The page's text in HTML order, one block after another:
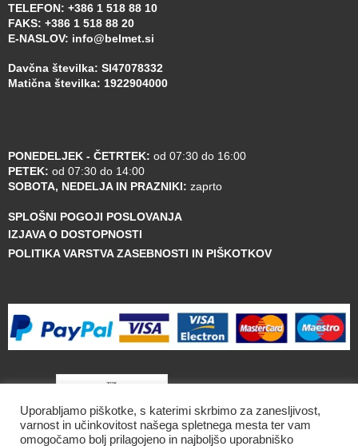
TELEFON: +386 1 518 88 10
FAKS: +386 1 518 88 20
E-NASLOV: info@belmet.si
Davčna številka: SI47078332
Matična številka: 1922904000
PONEDELJEK - ČETRTEK: od 07:30 do 16:00
PETEK: od 07:30 do 14:00
SOBOTA, NEDELJA IN PRAZNIKI: zaprto
SPLOŠNI POGOJI POSLOVANJA
IZJAVA O DOSTOPNOSTI
POLITIKA VARSTVA ZASEBNOSTI IN PIŠKOTKOV
Uporabljamo piškotke, s katerimi skrbimo za zanesljivost,
varnost in učinkovitost našega spletnega mesta ter vam
omogočamo bolj prilagojeno in najboljšo uporabniško